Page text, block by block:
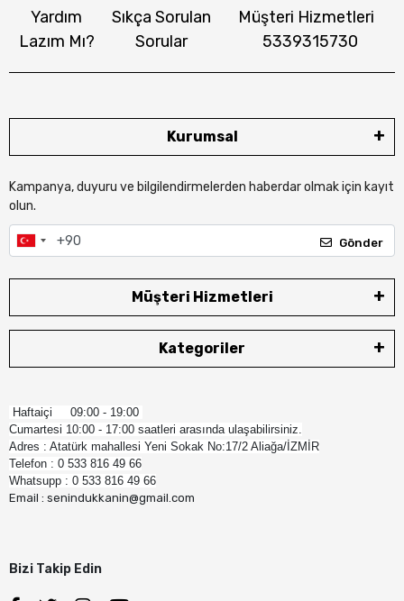
Yardım
Lazım Mı?
Sıkça Sorulan
Sorular
Müşteri Hizmetleri
5339315730
Kurumsal
Kampanya, duyuru ve bilgilendirmelerden haberdar olmak için kayıt
olun.
Gönder
Müşteri Hizmetleri
Kategoriler
Haftaiçi 09:00 - 19:00
Cumartesi 10:00 - 17:00 saatleri arasında ulaşabilirsiniz.
Adres : Atatürk mahallesi Yeni Sokak No:17/2 Aliağa/İZMİR
Telefon : 0 533 816 49 66
Whatsupp : 0 533 816 49 66
Email : senindukkanin@gmail.com
Bizi Takip Edin